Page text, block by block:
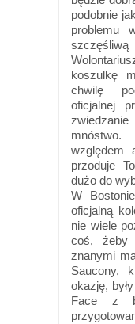
podobnie
problemu
koszulkę
chwilę
oficjalnej
względem
przoduje
dużo do
W
oficjalną
nie wiele
coś, żeby
znanymi
Saucony,
okazję,
Face z